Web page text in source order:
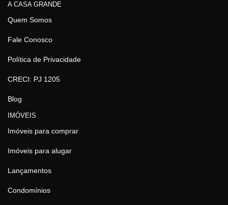
A CASA GRANDE
Quem Somos
Fale Conosco
Política de Privacidade
CRECI: PJ 1205
Blog
IMÓVEIS
Imóveis para comprar
Imóveis para alugar
Lançamentos
Condomínios